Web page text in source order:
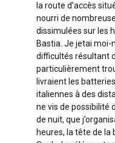
la route d’accès
nourri de
dissimulées sur les
Bastia. Je jetai moi-
difficultés résultant
particulièrement
livraient les
italiennes à des
ne vis de possibilité
de nuit, que
heures, la tête de la